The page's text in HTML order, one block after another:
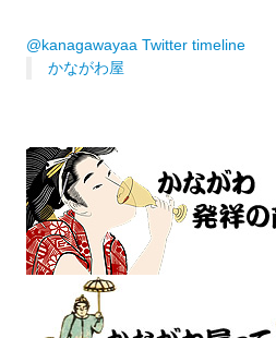
@kanagawayaa Twitter timeline
かながわ屋